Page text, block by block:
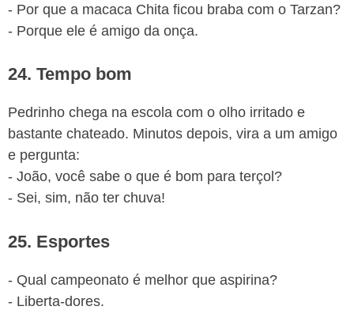
- Por que a macaca Chita ficou braba com o Tarzan?
- Porque ele é amigo da onça.
24. Tempo bom
Pedrinho chega na escola com o olho irritado e
bastante chateado. Minutos depois, vira a um amigo
e pergunta:
- João, você sabe o que é bom para terçol?
- Sei, sim, não ter chuva!
25. Esportes
- Qual campeonato é melhor que aspirina?
- Liberta-dores.